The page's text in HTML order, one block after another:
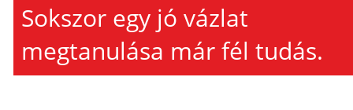
Sokszor egy jó vázlat
megtanulása már fél tudás.